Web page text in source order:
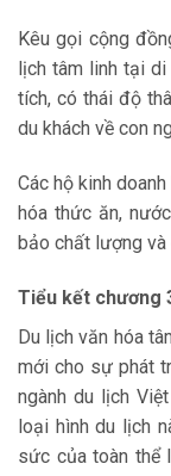
Kêu gọi cộng
lịch tâm linh tại
tích, có thái độ
du khách về con
Các hộ kinh
hóa thức ăn,
bảo chất lượng và
Tiểu kết chương
Du lịch văn hóa
mới cho sự phát
ngành du lịch
loại hình du lịch
sức của toàn thể